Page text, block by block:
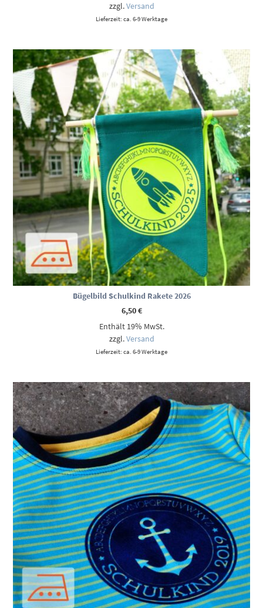
zzgl.Versand
Lieferzeit: ca. 6-9 Werktage
Bügelbild Schulkind Rakete 2026
6,50€
Enthält 19% MwSt.
zzgl.Versand
Lieferzeit: ca. 6-9 Werktage